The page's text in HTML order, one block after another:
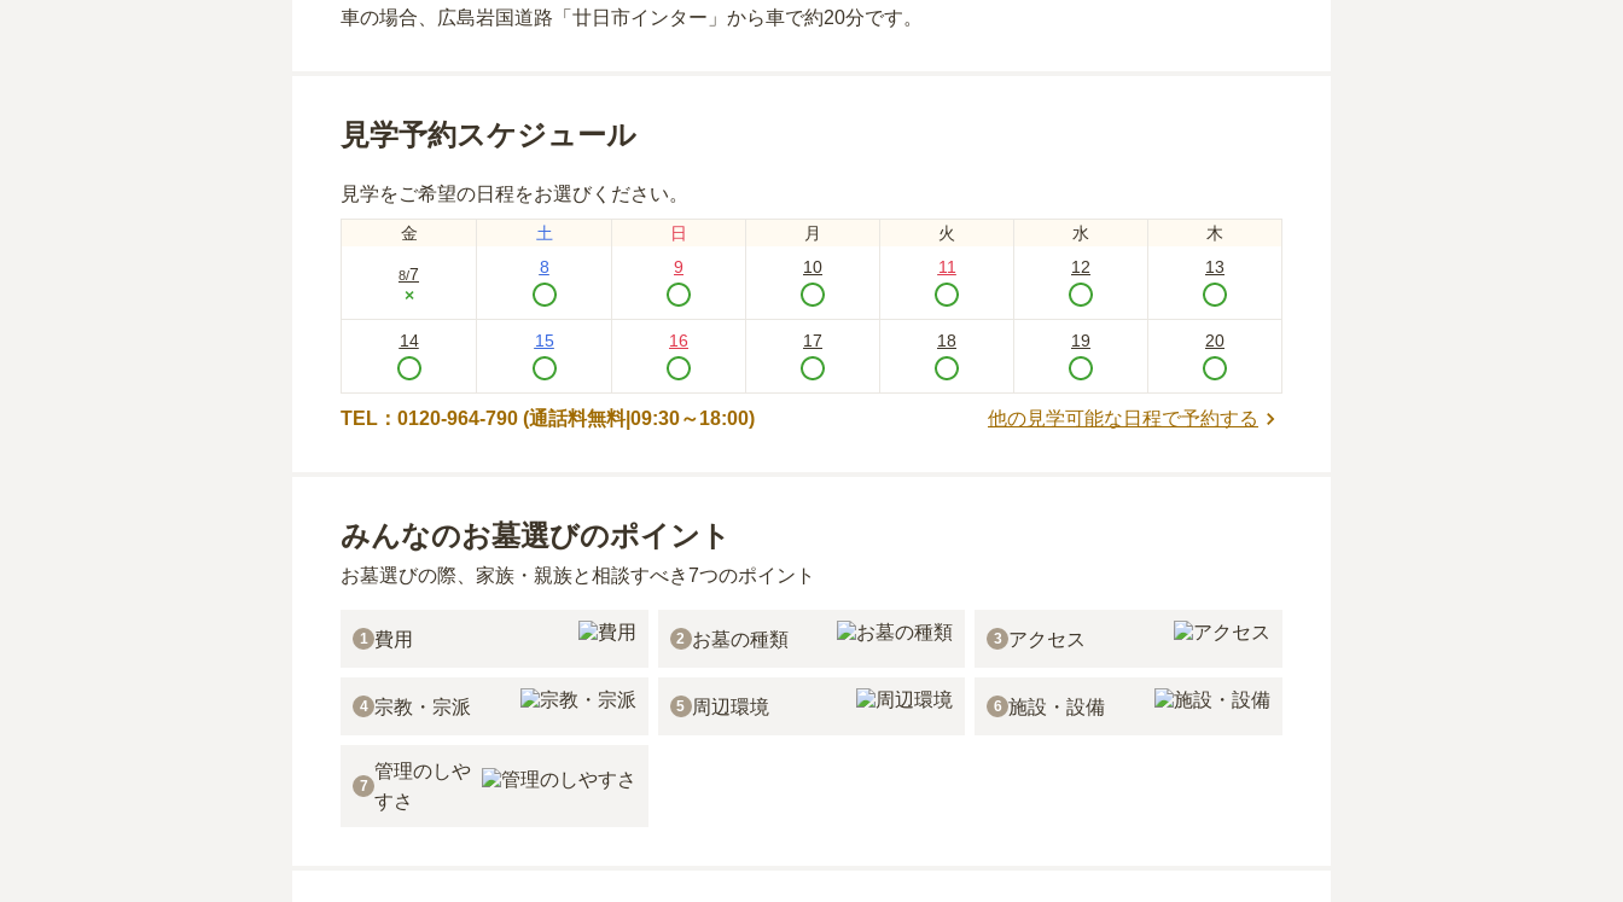
車の場合 、広島岩国道路「廿日市インター」から車で約20分です。
見学予約スケジュール
見学をご希望の日程をお選びください。
金 土 日 月 火 水 木
8/7
×
8 9 10 11 12 13
14 15 16 17 18 19 20
TEL：0120-964-790 (通話料無料|09:30～18:00) 他の見学可能な日程で予約する
みんなのお墓選びのポイント
お墓選びの際、家族・親族と相談すべき7つのポイント
1 費用 2 お墓の種類 3 アクセス
4 宗教・宗派 5 周辺環境 6 施設・設備
7
管理のしや
すさ